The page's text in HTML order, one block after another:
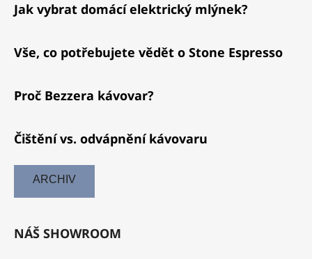
Jak vybrat domácí elektrický mlýnek?
Vše, co potřebujete vědět o Stone Espresso
Proč Bezzera kávovar?
Čištění vs. odvápnění kávovaru
ARCHIV
NÁŠ SHOWROOM